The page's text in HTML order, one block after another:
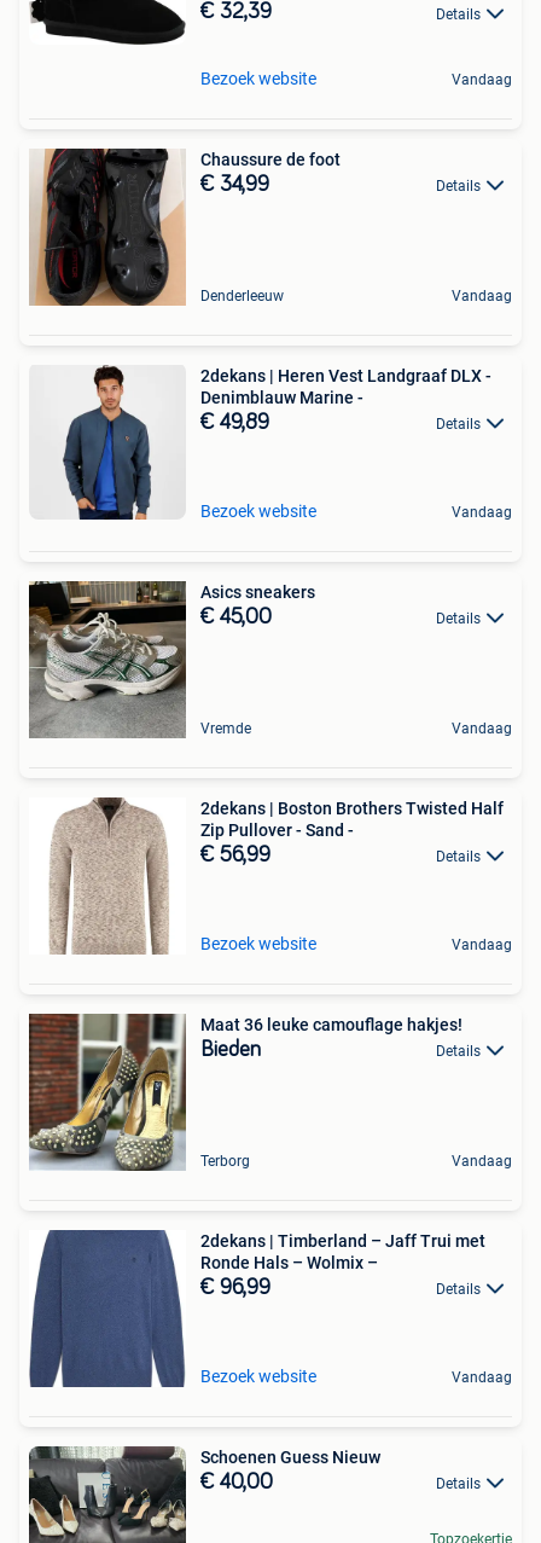
€ 32,39 Details
Bezoek website Vandaag
Chaussure de foot
€ 34,99 Details
Denderleeuw Vandaag
2dekans | Heren Vest Landgraaf DLX -
Denimblauw Marine -
€ 49,89 Details
Bezoek website Vandaag
Asics sneakers
€ 45,00 Details
Vremde Vandaag
2dekans | Boston Brothers Twisted Half
Zip Pullover - Sand -
€ 56,99 Details
Bezoek website Vandaag
Maat 36 leuke camouflage hakjes!
Bieden Details
Terborg Vandaag
2dekans | Timberland – Jaff Trui met
Ronde Hals – Wolmix –
€ 96,99 Details
Bezoek website Vandaag
Schoenen Guess Nieuw
€ 40,00 Details